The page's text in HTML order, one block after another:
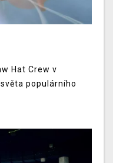
Hat Crew v
populárního